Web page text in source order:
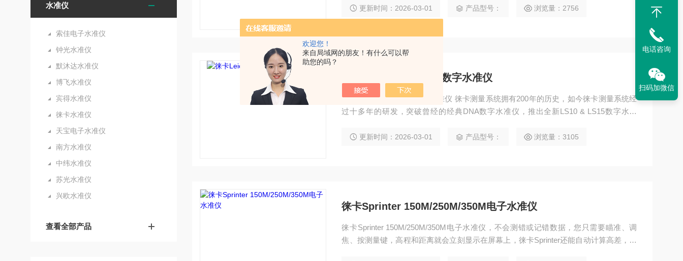
欢迎您！
来自局域网的朋友！有什么可以帮
助您的吗？
水准仪
索佳电子水准仪
钟光水准仪
默沐达水准仪
博飞水准仪
宾得水准仪
徕卡水准仪
天宝电子水准仪
南方水准仪
中纬水准仪
苏光水准仪
兴欧水准仪
查看全部产品
稳定、坚固耐用。测量性能稳定。
更新时间：2026-03-01 产品型号： 浏览量：2756
徕卡Leica LS10 LS15数字水准仪
徕卡Leica LS10 LS15数字水准仪 徕卡测量系统拥有200年的历史，如今徕卡测量系统经
过十多年的研发，突破曾经的经典DNA数字水准仪，推出全新LS10 & LS15数字水准
到0.2mm精度。全新的相机及自动对焦系统不仅仅是让您瞄准的快，将编码匹配达到理
更新时间：2026-03-01 产品型号： 浏览量：3105
徕卡Sprinter 150M/250M/350M电子水准仪
徕卡Sprinter 150M/250M/350M电子水准仪，不会测错或记错数据，您只需要瞄准、调
焦、按测量键，高程和距离就会立刻显示在屏幕上，徕卡Sprinter还能自动计算高差，支
电话咨询
扫码加微信